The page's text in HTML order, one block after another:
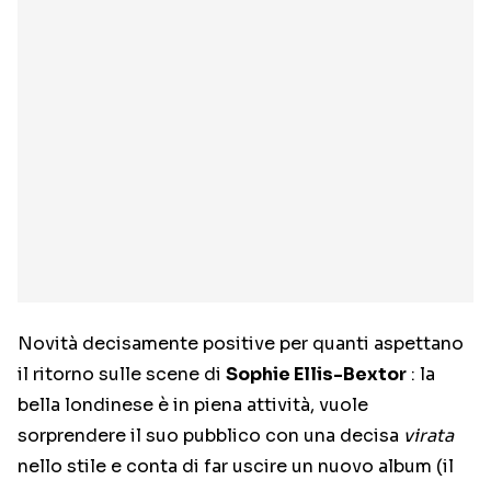
Novità decisamente positive per quanti aspettano
il ritorno sulle scene di Sophie Ellis-Bextor : la
bella londinese è in piena attività, vuole
sorprendere il suo pubblico con una decisa virata
nello stile e conta di far uscire un nuovo album (il